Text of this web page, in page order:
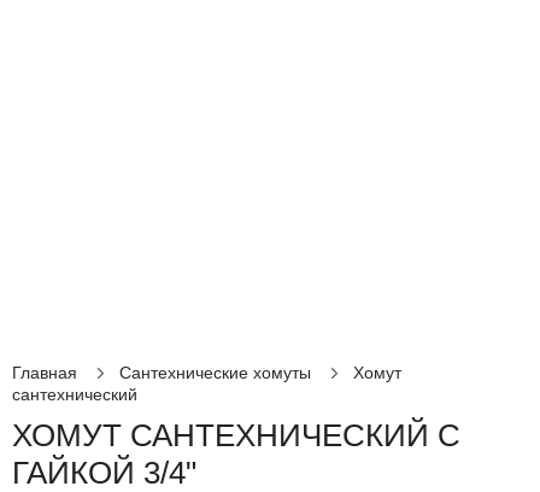
Главная Сантехнические хомуты
Хомут
сантехнический
ХОМУТ САНТЕХНИЧЕСКИЙ С
ГАЙКОЙ 3/4"